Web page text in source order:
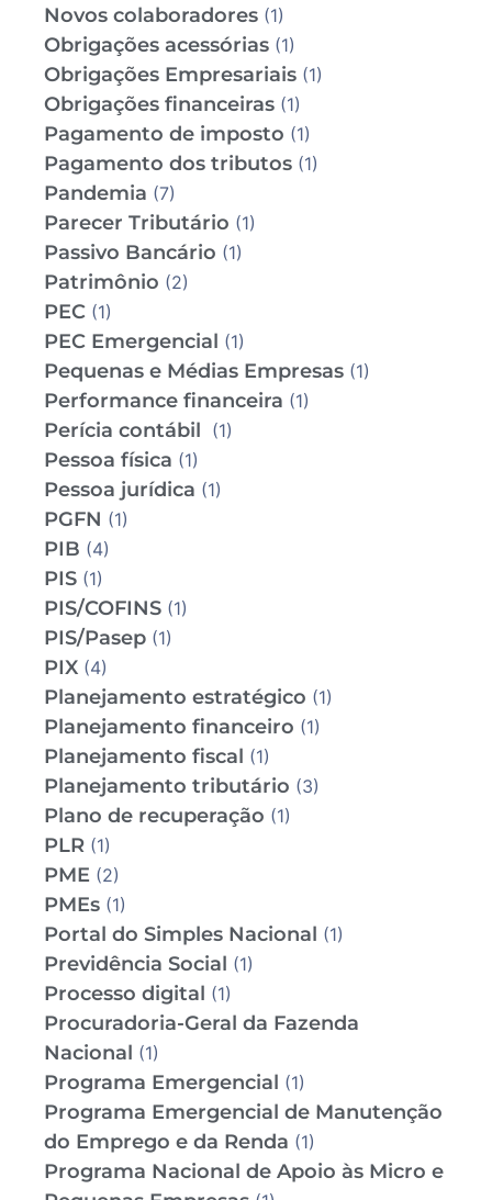
Novos colaboradores (1)
Obrigações acessórias (1)
Obrigações Empresariais (1)
Obrigações financeiras (1)
Pagamento de imposto (1)
Pagamento dos tributos (1)
Pandemia (7)
Parecer Tributário (1)
Passivo Bancário (1)
Patrimônio (2)
PEC (1)
PEC Emergencial (1)
Pequenas e Médias Empresas (1)
Performance financeira (1)
Perícia contábil (1)
Pessoa física (1)
Pessoa jurídica (1)
PGFN (1)
PIB (4)
PIS (1)
PIS/COFINS (1)
PIS/Pasep (1)
PIX (4)
Planejamento estratégico (1)
Planejamento financeiro (1)
Planejamento fiscal (1)
Planejamento tributário (3)
Plano de recuperação (1)
PLR (1)
PME (2)
PMEs (1)
Portal do Simples Nacional (1)
Previdência Social (1)
Processo digital (1)
Procuradoria-Geral da Fazenda
Nacional (1)
Programa Emergencial (1)
Programa Emergencial de Manutenção
do Emprego e da Renda (1)
Programa Nacional de Apoio às Micro e